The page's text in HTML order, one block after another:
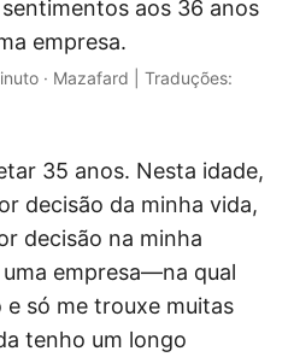
aos 36 anos
empresa.
· Mazafard
Traduções:
35 anos. Nesta idade,
decisão da minha vida,
decisão na minha
empresa—na qual
e só me trouxe muitas
tenho um longo